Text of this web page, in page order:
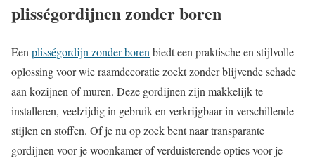
plisségordijnen zonder boren
Een plisségordijn zonder boren biedt een praktische en stijlvolle
oplossing voor wie raamdecoratie zoekt zonder blijvende schade
aan kozijnen of muren. Deze gordijnen zijn makkelijk te
installeren, veelzijdig in gebruik en verkrijgbaar in verschillende
stijlen en stoffen. Of je nu op zoek bent naar transparante
gordijnen voor je woonkamer of verduisterende opties voor je